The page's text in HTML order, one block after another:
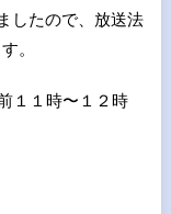
したので、放送法
。
１時〜１２時